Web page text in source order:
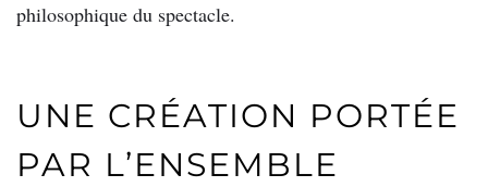
philosophique du spectacle.
UNE CRÉATION PORTÉE
PAR L’ENSEMBLE